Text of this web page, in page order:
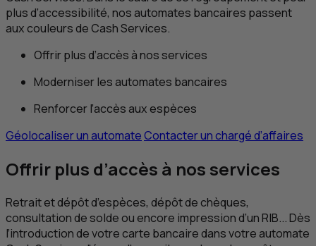
plus d’accessibilité, nos automates bancaires passent
aux couleurs de Cash Services.
Offrir plus d’accès à nos services
Moderniser les automates bancaires
Renforcer l’accès aux espèces
Géolocaliser un automateContacter un chargé d’affaires
Offrir plus d’accès à nos services
Retrait et dépôt d’espèces, dépôt de chèques,
consultation de solde ou encore impression d’un RIB... Dès
l’introduction de votre carte bancaire dans votre automate